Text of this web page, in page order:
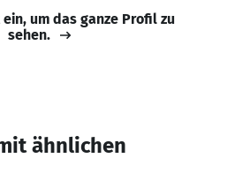
um das ganze Profil zu
sehen.
ähnlichen